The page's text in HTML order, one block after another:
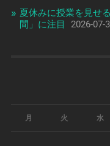
夏休みに授業を見せ
間」に注目
2026-07-
月 火 水